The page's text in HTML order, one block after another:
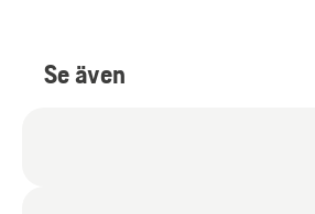
Se även